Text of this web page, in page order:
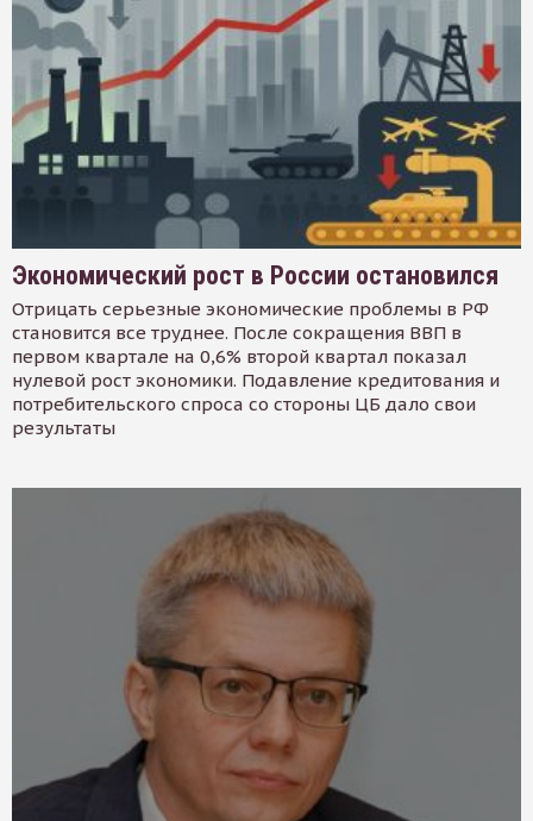
Экономический рост в России остановился
Отрицать серьезные экономические проблемы в РФ
становится все труднее. После сокращения ВВП в
первом квартале на 0,6% второй квартал показал
нулевой рост экономики. Подавление кредитования и
потребительского спроса со стороны ЦБ дало свои
результаты